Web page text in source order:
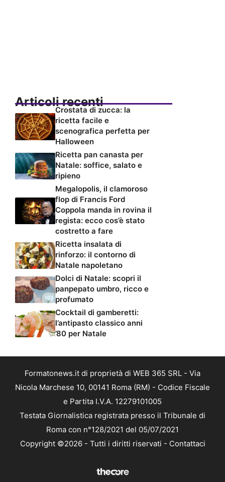
Articoli recenti
Crostata di zucca: la
ricetta facile e
scenografica perfetta per
Halloween
Ricetta pan canasta per
Natale: soffice, salato e
ripieno
Megalopolis, il clamoroso
flop di Francis Ford
Coppola manda in rovina il
regista: ecco cos’è stato
costretto a fare
Ricetta insalata di
rinforzo: il contorno di
Natale napoletano
Dolci di Natale: scopri il
panpepato umbro, ricco e
profumato
Cocktail di gamberetti:
l’antipasto classico anni
’80 per Natale
Formatonews.it di proprietà di WEB 365 SRL - Via
Nicola Marchese 10, 00141 Roma (RM) - Codice Fiscale
e Partita I.V.A. 12279101005
Testata Giornalistica registrata presso il Tribunale di
Roma con n°128/2021 del 05/07/2021
Copyright ©2026 - Tutti i diritti riservati - Contattaci